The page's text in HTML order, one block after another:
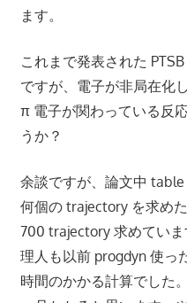
ます。
これまで発表された
ですが、電子が非局在化
π 電子が関わっている反
うか？
余談ですが、論文中
何個の trajectory を求め
700 trajectory 求めてい
理人も以前 progdyn 使っ
時間のかかる計算でした